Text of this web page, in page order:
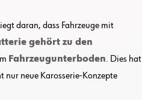
daran, dass Fahrzeuge mit
gehört zu den
Fahrzeugunterboden. Dies hat
nur neue Karosserie-Konzepte